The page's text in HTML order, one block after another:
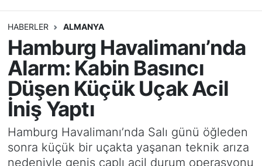
HABERLER ALMANYA
Hamburg Havalimanı’nda
Alarm: Kabin Basıncı
Düşen Küçük Uçak Acil
İniş Yaptı
Hamburg Havalimanı’nda Salı günü öğleden
sonra küçük bir uçakta yaşanan teknik arıza
nedeniyle geniş çaplı acil durum operasyonu
HAMBURG
SPOR
DEUTSCH
EKONOMİ
Puan Durumu ve Fikstür
Tüm Manşetler
Son Dakika Haberleri
Haber Arşivi